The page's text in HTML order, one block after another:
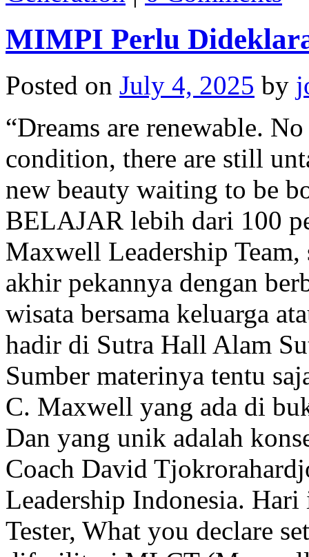
MIMPI Perlu
Posted on July 4, 2025 by
“Dreams are renewable.
condition, there are still
new beauty waiting to be
BELAJAR lebih dari 100
Maxwell Leadership
akhir pekannya dengan
wisata bersama keluarga
hadir di Sutra Hall Alam
Sumber materinya tentu
C. Maxwell yang ada di
Dan yang unik adalah
Coach David
Leadership Indonesia.
Tester, What you declare